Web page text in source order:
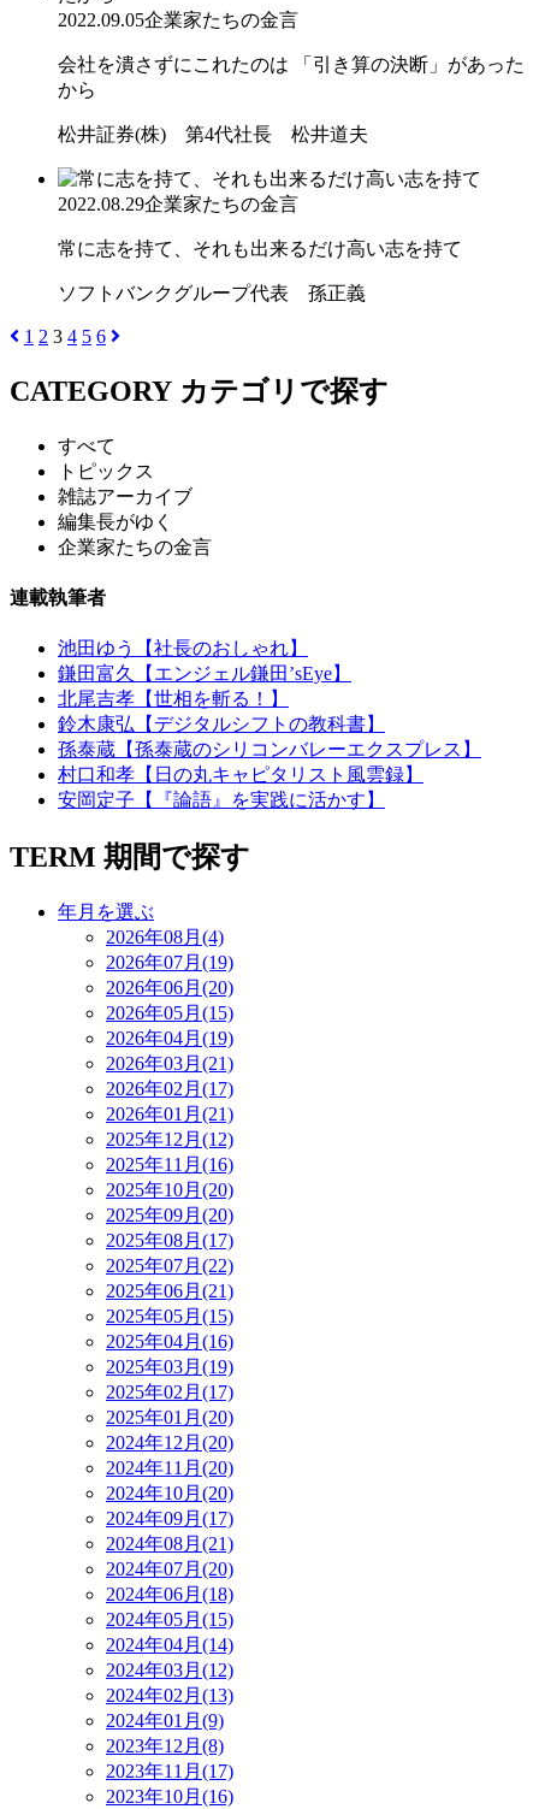
2022.09.05企業家たちの金言
会社を潰さずにこれたのは 「引き算の決断」があった
から
松井証券(株) 第4代社長 松井道夫
2022.08.29企業家たちの金言
常に志を持て、それも出来るだけ高い志を持て
ソフトバンクグループ代表 孫正義
1 2 3 4 5 6
CATEGORY カテゴリで探す
すべて
トピックス
雑誌アーカイブ
編集長がゆく
企業家たちの金言
連載執筆者
池田ゆう【社長のおしゃれ】
鎌田富久【エンジェル鎌田’sEye】
北尾吉孝【世相を斬る！】
鈴木康弘【デジタルシフトの教科書】
孫泰蔵【孫泰蔵のシリコンバレーエクスプレス】
村口和孝【日の丸キャピタリスト風雲録】
安岡定子【『論語』を実践に活かす】
TERM 期間で探す
年月を選ぶ
2026年08月(4)
2026年07月(19)
2026年06月(20)
2026年05月(15)
2026年04月(19)
2026年03月(21)
2026年02月(17)
2026年01月(21)
2025年12月(12)
2025年11月(16)
2025年10月(20)
2025年09月(20)
2025年08月(17)
2025年07月(22)
2025年06月(21)
2025年05月(15)
2025年04月(16)
2025年03月(19)
2025年02月(17)
2025年01月(20)
2024年12月(20)
2024年11月(20)
2024年10月(20)
2024年09月(17)
2024年08月(21)
2024年07月(20)
2024年06月(18)
2024年05月(15)
2024年04月(14)
2024年03月(12)
2024年02月(13)
2024年01月(9)
2023年12月(8)
2023年11月(17)
2023年10月(16)